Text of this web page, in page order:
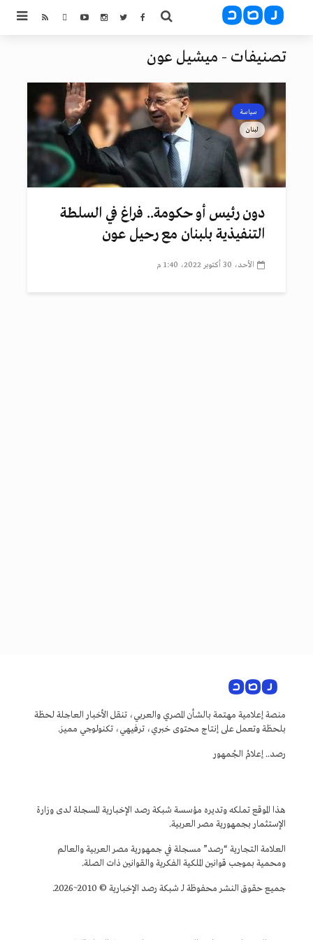
تصنيفات - ميشيل عون
سياسة
لبنان
دون رئيس أو حكومة.. فراغ في السلطة
التنفيذية بلبنان مع رحيل عون
الأحد، 30 أكتوبر 2022، 1:40 م
منصة إعلامية مهتمة بالشأن المصري والعربي، تنقل الأخبار العاجلة لحظة
بلحظة وتعمل على إنتاج محتوى خبري، ترفيهي، تكنولوجي مميز.
رصد.. إعلامُ الجُمهور
هذا الموقع تملكه وتديره مؤسسة شبكة رصد الإخبارية المسجلة لدى وزارة
الإستثمار بجمهورية مصر العربية.
العلامة التجارية “رصد” مسجلة في جمهورية مصر العربية والعالم
ومحمية بموجب قوانين الملكية الفكرية والقوانين ذات الصلة.
جميع حقوق النشر محفوظة لـ شبكة رصد الإخبارية © 2010~2026.